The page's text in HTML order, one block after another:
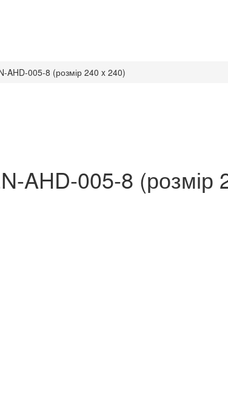
AHD-005-8 (розмір 240 x 240)
AHD-005-8 (розмір